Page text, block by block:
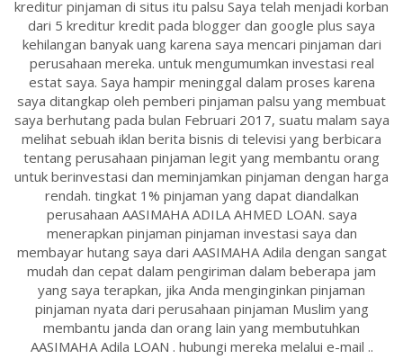
kreditur pinjaman di situs itu palsu Saya telah menjadi korban
dari 5 kreditur kredit pada blogger dan google plus saya
kehilangan banyak uang karena saya mencari pinjaman dari
perusahaan mereka. untuk mengumumkan investasi real
estat saya. Saya hampir meninggal dalam proses karena
saya ditangkap oleh pemberi pinjaman palsu yang membuat
saya berhutang pada bulan Februari 2017, suatu malam saya
melihat sebuah iklan berita bisnis di televisi yang berbicara
tentang perusahaan pinjaman legit yang membantu orang
untuk berinvestasi dan meminjamkan pinjaman dengan harga
rendah. tingkat 1% pinjaman yang dapat diandalkan
perusahaan AASIMAHA ADILA AHMED LOAN. saya
menerapkan pinjaman pinjaman investasi saya dan
membayar hutang saya dari AASIMAHA Adila dengan sangat
mudah dan cepat dalam pengiriman dalam beberapa jam
yang saya terapkan, jika Anda menginginkan pinjaman
pinjaman nyata dari perusahaan pinjaman Muslim yang
membantu janda dan orang lain yang membutuhkan
AASIMAHA Adila LOAN . hubungi mereka melalui e-mail ..